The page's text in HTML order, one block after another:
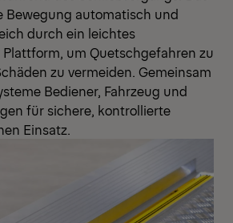
Bewegung automatisch und
durch ein leichtes
um Quetschgefahren zu
zu vermeiden. Gemeinsam
Bediener, Fahrzeug und
für sichere, kontrollierte
Einsatz.